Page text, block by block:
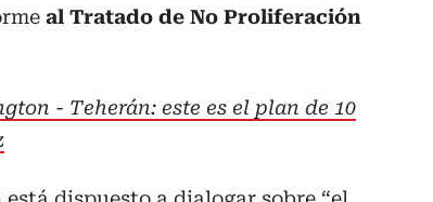
al Tratado de No Proliferación
- Teherán: este es el plan de 10